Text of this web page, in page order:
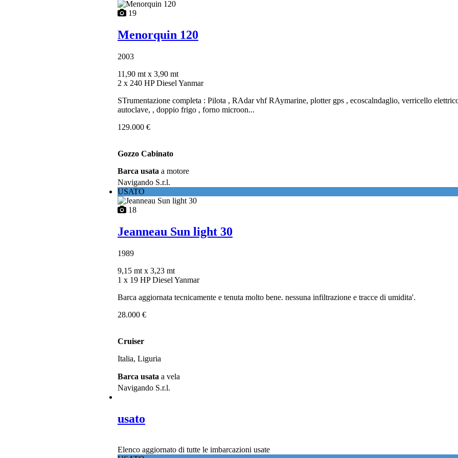
19
Menorquin 120
2003
11,90 mt x 3,90 mt
2 x 240 HP Diesel Yanmar
STrumentazione completa : Pilota , RAdar vhf RAymarine, plotter gps , ecoscalndaglio, verricello
autoclave, , doppio frigo , forno microon...
129.000 €
Gozzo Cabinato
Barca usata a motore
Navigando S.r.l.
USATO
18
Jeanneau Sun light 30
1989
9,15 mt x 3,23 mt
1 x 19 HP Diesel Yanmar
Barca aggiornata tecnicamente e tenuta molto bene. nessuna infiltrazione e tracce di umidita'.
28.000 €
Cruiser
Italia, Liguria
Barca usata a vela
Navigando S.r.l.
usato
Elenco aggiornato di tutte le imbarcazioni usate